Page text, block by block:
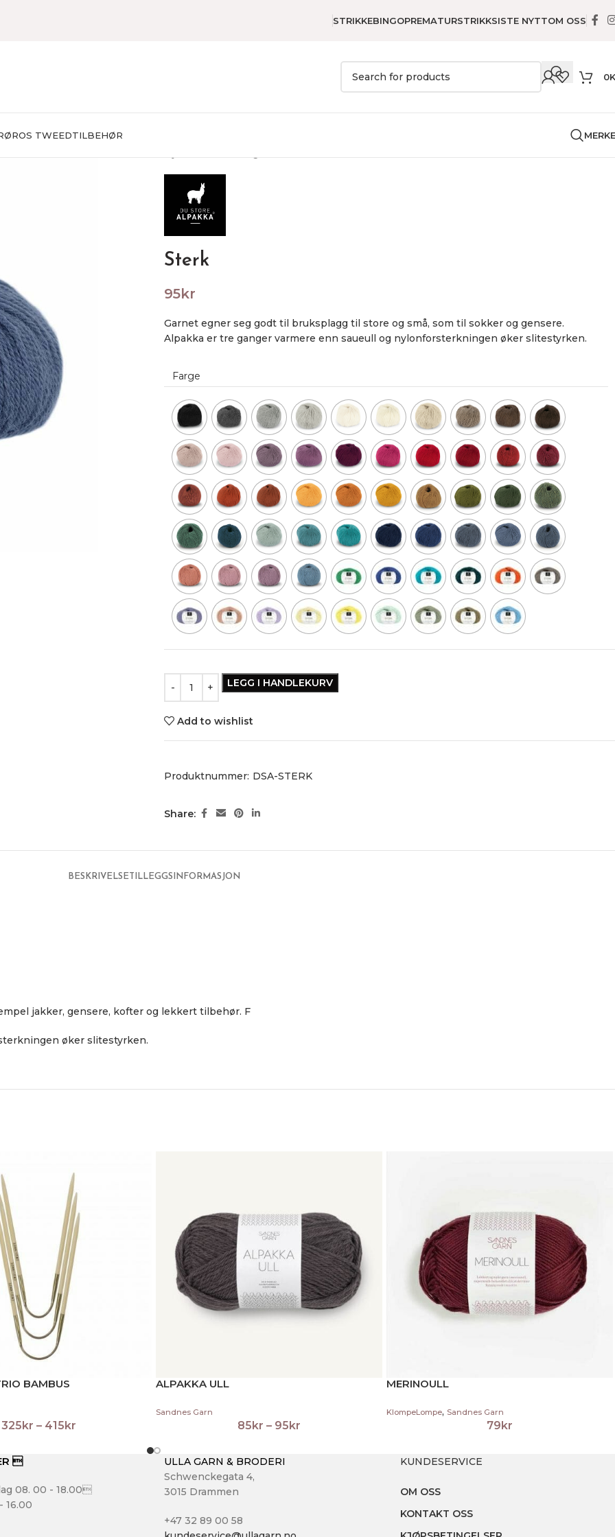
STRIKKEBINGOPREMATURSTRIKKSISTE NYTTOM OSS
0
TWEEDTILBEHØR
Sterk
95kr
Garnet egner seg godt til bruksplagg til store og små, som til sokker og gensere.
Alpakka er tre ganger varmere enn saueull og nylonforsterkningen øker slitestyrken.
Farge
LEGG I HANDLEKURV
Add to wishlist
Produktnummer: DSA-STERK
Share:
BESKRIVELSETILLEGGSINFORMASJON
jakker, gensere, kofter og lekkert tilbehør. F
øker slitestyrken.
BAMBUS
325kr – 415kr
ALPAKKA ULL
Sandnes Garn
85kr – 95kr
MERINOULL
KlompeLompe, Sandnes Garn
79kr

08. 00 - 18.00
16.00
ULLA GARN & BRODERI
Schwenckegata 4,
3015 Drammen
+47 32 89 00 58
KUNDESERVICE
OM OSS
KONTAKT OSS